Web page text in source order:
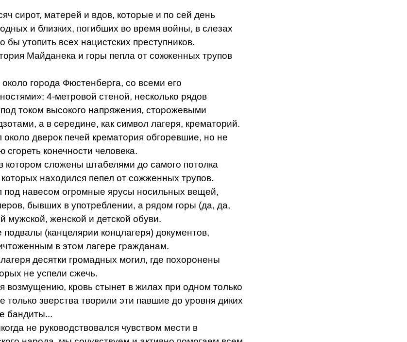
сирот, матерей и вдов, которые и по сей день
и близких, погибших во время войны, в слезах
утопить всех нацистских преступников.
Майданека и горы пепла от сожженных трупов
города Фюстенберга, со всеми его
4-метровой стеной, несколько рядов
током высокого напряжения, сторожевыми
а в середине, как символ лагеря, крематорий.
дверок печей крематория обгоревшие, но не
конечности человека.
котором сложены штабелями до самого потолка
находился пепел от сожженных трупов.
под навесом огромные ярусы носильных вещей,
бывших в употреблении, а рядом горы (да, да,
мужской, женской и детской обуви.
(канцелярии концлагеря) документов,
в этом лагере гражданам.
десятки громадных могил, где похоронены
не успели сжечь.
возмущению, кровь стынет в жилах при одном только
только зверства творили эти павшие до уровня диких
бандиты...
не руководствовался чувством мести в